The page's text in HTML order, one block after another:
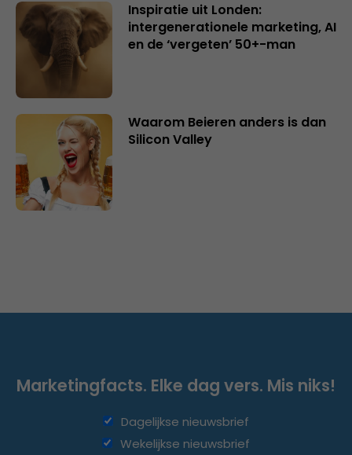
Inspiratie uit Londen:
intergenerationele marketing, AI
en de ‘vergeten’ 50+-man
Waarom Beieren anders is dan
Silicon Valley
Marketingfacts. Elke dag vers. Mis niks!
Dagelijkse nieuwsbrief
Wekelijkse nieuwsbrief